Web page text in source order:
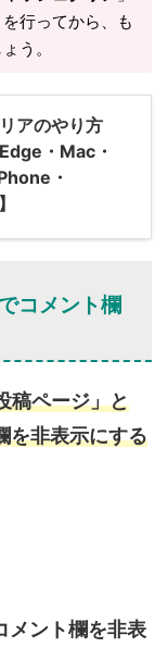
を行ってから、も
う。
アのやり方
・Mac・
・
コメント欄
稿ページ」と
を非表示にする
メント欄を非表